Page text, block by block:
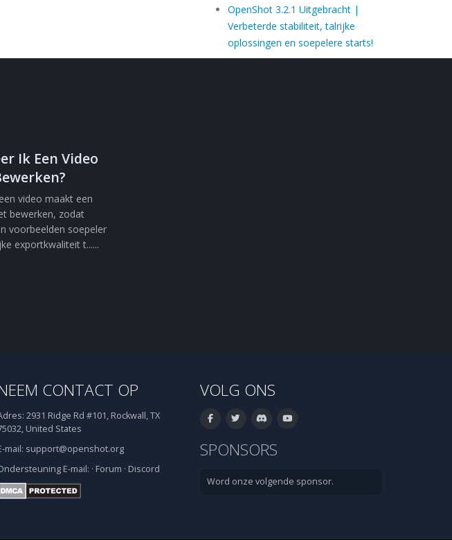
OpenShot 3.2.1 Uitgebracht |
Verbeterde stabiliteit, talrijke
oplossingen en soepelere starts!
Ik Een Video
video maakt een
bewerken, zodat
voorbeelden soepeler
exportkwaliteit t......
CONTACT OP
2931 Ridge Rd #101, Rockwall, TX
United States
mail: support@openshot.org
E-mail: · Forum · Discord
VOLG ONS
SPONSORS
Word onze volgende sponsor.